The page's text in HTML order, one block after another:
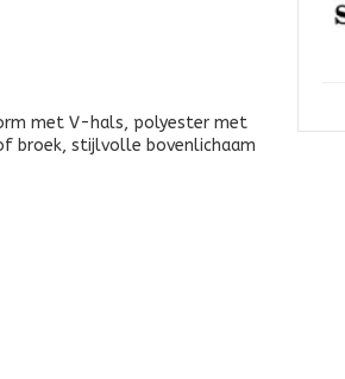
met V-hals, polyester met
broek, stijlvolle bovenlichaam